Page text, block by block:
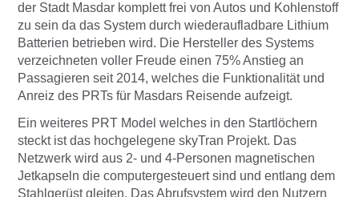
der Stadt Masdar komplett frei von Autos und Kohlenstoff
zu sein da das System durch wiederaufladbare Lithium
Batterien betrieben wird. Die Hersteller des Systems
verzeichneten voller Freude einen 75% Anstieg an
Passagieren seit 2014, welches die Funktionalität und
Anreiz des PRTs für Masdars Reisende aufzeigt.
Ein weiteres PRT Model welches in den Startlöchern
steckt ist das hochgelegene skyTran Projekt. Das
Netzwerk wird aus 2- und 4-Personen magnetischen
Jetkapseln die computergesteuert sind und entlang dem
Stahlgerüst gleiten. Das Abrufsystem wird den Nutzern